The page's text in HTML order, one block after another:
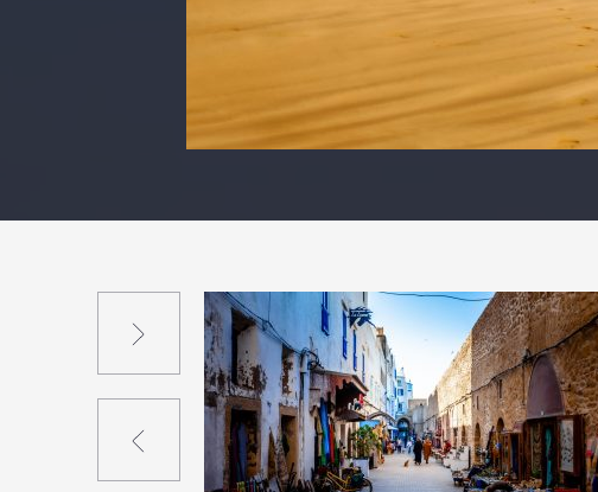
Suivant
Précédent